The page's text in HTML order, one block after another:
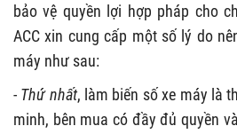
bảo vệ quyền lợi hợp pháp cho
ACC xin cung cấp một số lý do
máy như sau:
- Thứ nhất, làm biến số xe máy là
minh, bên mua có đầy đủ quyền